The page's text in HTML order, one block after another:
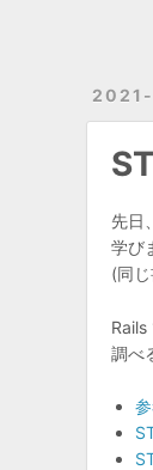
先日
学び
(同
Rails
調べ